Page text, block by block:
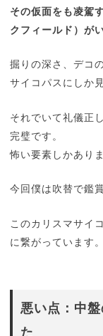
その仮面をも凌駕
クフィールド）が
掘りの深さ、デコ
サイコパスにしか
それでいて礼儀正し
完璧です。
怖い要素しかあり
今回僕は吹替で鑑
このカリスマサイ
に繋がっています。
悪い点：中
た